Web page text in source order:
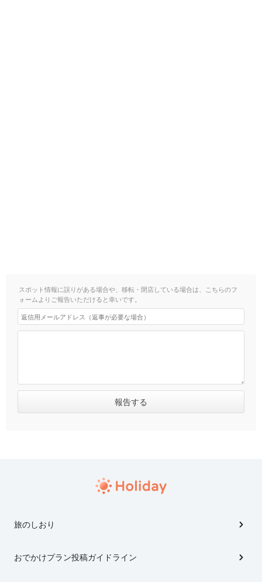
スポット情報に誤りがある場合や、移転・閉店している場合は、こちらのフ
ォームよりご報告いただけると幸いです。
旅のしおり
おでかけプラン投稿ガイドライン